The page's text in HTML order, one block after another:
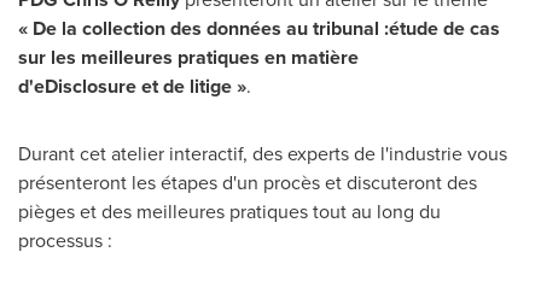
« De la collection des données au tribunal :étude de cas
sur les meilleures pratiques en matière
d'eDisclosureetde litige».
Durant cet atelier interactif, des experts de l'industrie vous
présenteront les étapes d'un procès et discuteront des
pièges et des meilleures pratiques tout au long du
processus :